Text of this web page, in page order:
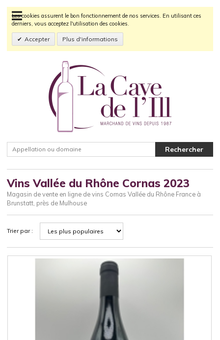
Les cookies assurent le bon fonctionnement de nos services. En utilisant ces
derniers, vous acceptez l'utilisation des cookies.
Accepter Plus d'informations
Vins Vallée du Rhône Cornas 2023
Magasin de vente en ligne de vins Cornas Vallée du Rhône France à
Brunstatt, près de Mulhouse
Trier par :